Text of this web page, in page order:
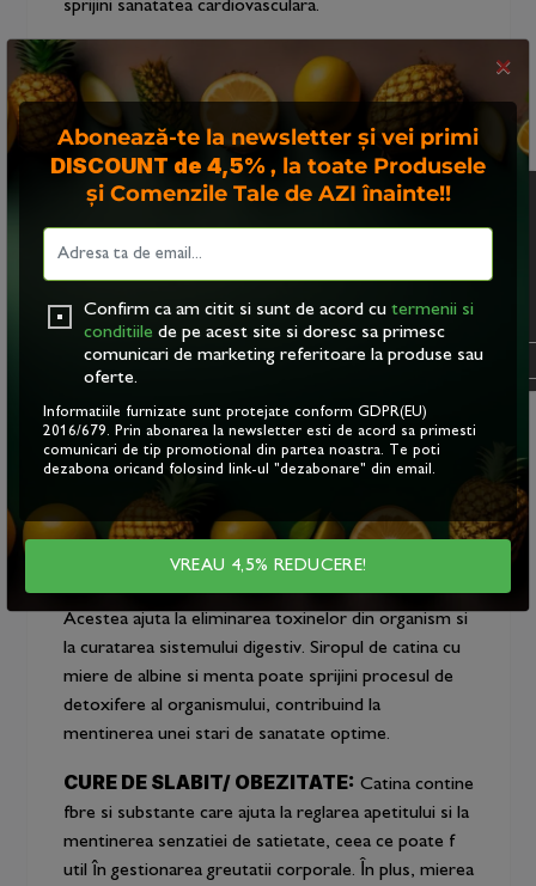
sprijini sanatatea cardiovasculara.
ENERGIE:
Vitaminele si mineralele din catina si
miere de albine ofera un impuls natural de energie.
cresterea nivelului de energie al organismului.
VEDERE:Catina este bogata în betacaroten, un
precursor al vitaminei A, care este esential pentru
sanatatea ochilor. Consumul regulat de sirop de
mentinerea vederii sanatoase si la protejarea ochilor
împotriva unor afectiuni oculare.
asemenea, menta are proprietati calmante si
antispasmodice, care pot ajuta la reducerea
digestive.
DETOXIFIERE:Ambele ingrediente, catina si
mierea de albine, au proprietati detoxifante naturale.
Acestea ajuta la eliminarea toxinelor din organism si
la curatarea sistemului digestiv. Siropul de catina cu
miere de albine si menta poate sprijini procesul de
detoxifere al organismului, contribuind la
mentinerea unei stari de sanatate optime.
CURE DE SLABIT/ OBEZITATE: Catina contine
fbre si substante care ajuta la reglarea apetitului si la
mentinerea senzatiei de satietate, ceea ce poate f
util în gestionarea greutatii corporale. În plus, mierea
Acest site foloseste
OK
×
Abonează-te la newsletter și vei primi
DISCOUNT de 4,5%, la toate Produsele
și Comenzile Tale de AZI înainte!!
Confirm ca am citit si sunt de acord cu termenii si
conditiile de pe acest site si doresc sa primesc
comunicari de marketing referitoare la produse sau
oferte.
Informatiile furnizate sunt protejate conform GDPR(EU)
2016/679. Prin abonarea la newsletter esti de acord sa primesti
comunicari de tip promotional din partea noastra. Te poti
dezabona oricand folosind link-ul "dezabonare" din email.
VREAU 4,5% REDUCERE!